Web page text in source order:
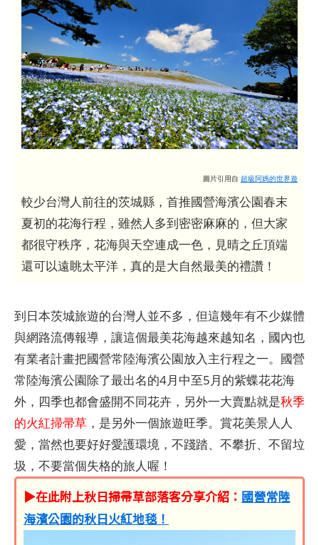
圖片引用自 超級阿媽的世界遊
較少台灣人前往的茨城縣，首推國營海濱公園春末
夏初的花海行程，雖然人多到密密麻麻的，但大家
都很守秩序，花海與天空連成一色，見晴之丘頂端
還可以遠眺太平洋，真的是大自然最美的禮讚！
到日本茨城旅遊的台灣人並不多，但這幾年有不少媒體
與網路流傳報導，讓這個最美花海越來越知名，國內也
有業者計畫把國營常陸海濱公園放入主行程之一。國營
常陸海濱公園除了最出名的4月中至5月的紫蝶花花海
外，四季也都會盛開不同花卉，另外一大賣點就是秋季
的火紅掃帚草 ，是另外一個旅遊旺季。賞花美景人人
愛，當然也要好好愛護環境，不踐踏、不攀折、不留垃
圾，不要當個失格的旅人喔！
▶在此附上秋日掃帚草部落客分享介紹： 國營常陸
海濱公園的秋日火紅地毯！